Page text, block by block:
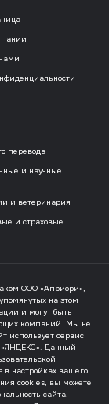
перевода
и научные
и ветеринария
и страховые
ООО «Априори»,
на этом
и могут быть
компаний. Мы не
использует сервис
Данный
в настройках вашего
cookies, вы можете
сайта.